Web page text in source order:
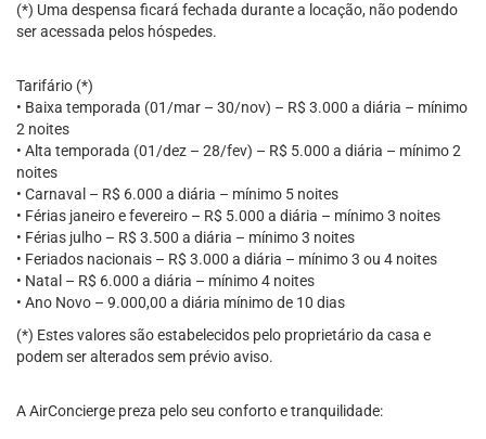
(*) Uma despensa ficará fechada durante a locação, não podendo
ser acessada pelos hóspedes.
Tarifário (*)
• Baixa temporada (01/mar – 30/nov) – R$ 3.000 a diária – mínimo
2 noites
• Alta temporada (01/dez – 28/fev) – R$ 5.000 a diária – mínimo 2
noites
• Carnaval – R$ 6.000 a diária – mínimo 5 noites
• Férias janeiro e fevereiro – R$ 5.000 a diária – mínimo 3 noites
• Férias julho – R$ 3.500 a diária – mínimo 3 noites
• Feriados nacionais – R$ 3.000 a diária – mínimo 3 ou 4 noites
• Natal – R$ 6.000 a diária – mínimo 4 noites
• Ano Novo – 9.000,00 a diária mínimo de 10 dias
(*) Estes valores são estabelecidos pelo proprietário da casa e
podem ser alterados sem prévio aviso.
A AirConcierge preza pelo seu conforto e tranquilidade: